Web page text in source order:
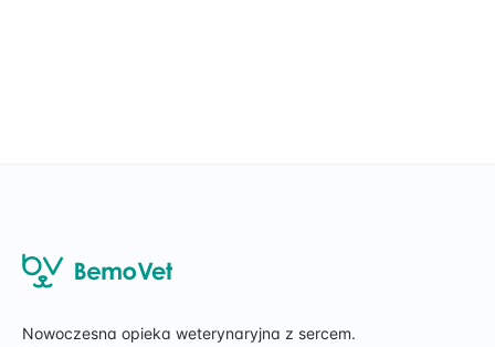
Blog
Praca
Nowoczesna opieka weterynaryjna z sercem.